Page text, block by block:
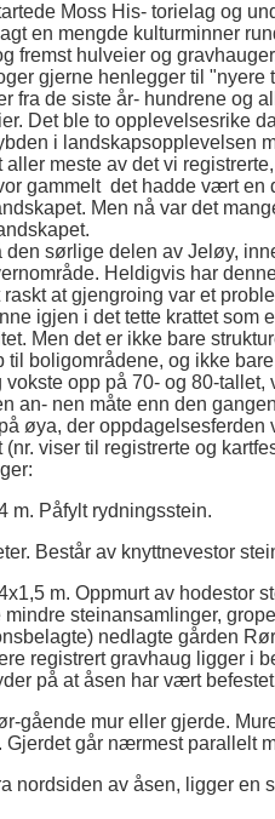
Moss His- torielag og
en mengde kulturminner
fremst hulveier og
gjerne henlegger til "nyere
fra de siste år- hundrene og
Det ble to opplevelsesrike
i landskapsopplevelsen
meste av det vi
gammelt det hadde vært en
Men nå var det
sørlige delen av Jeløy,
Heldigvis har
at gjengroing var et
igjen i det tette krattet som
Men det er ikke bare
til boligområdene, og ikke
opp på 70- og 80-tallet,
an- nen måte enn den
øya, der oppdagelsesferden
viser til registrerte og
m. Påfylt rydningsstein.
Består av knyttnevestor
m. Oppmurt av hodestor
steinansamlinger,
nedlagte gården
registrert gravhaug ligger i
på at åsen har vært
gående mur eller gjerde.
går nærmest parallelt
nordsiden av åsen, ligger en